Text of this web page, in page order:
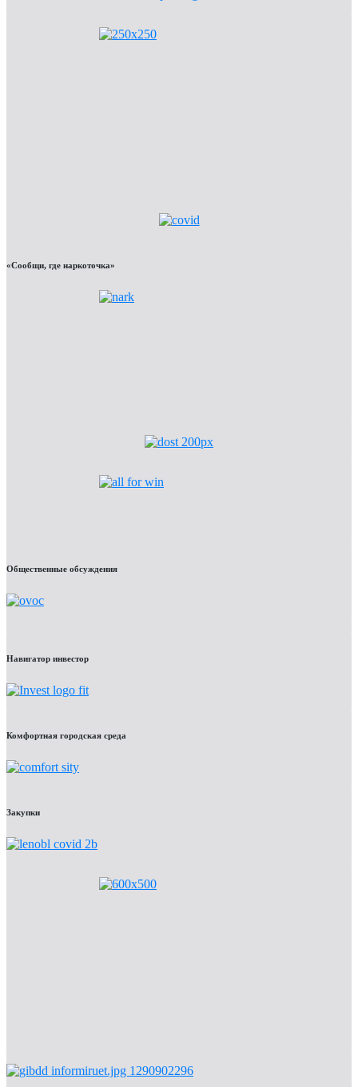
«Сообщи, где наркоточка»
Общественные обсуждения
Навигатор инвестор
Комфортная городская среда
Закупки